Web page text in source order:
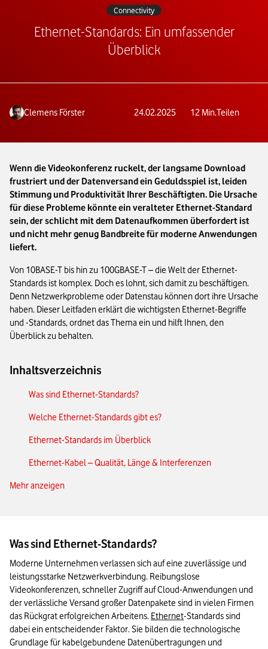
Connectivity
Ethernet-Standards: Ein umfassender
Überblick
Clemens Förster 24.02.2025 12 Min.Teilen
Wenn die Videokonferenz ruckelt, der langsame Download
frustriert und der Datenversand ein Geduldsspiel ist, leiden
Stimmung und Produktivität Ihrer Beschäftigten. Die Ursache
für diese Probleme könnte ein veralteter Ethernet-Standard
sein, der schlicht mit dem Datenaufkommen überfordert ist
und nicht mehr genug Bandbreite für moderne Anwendungen
liefert.
Von 10BASE-T bis hin zu 100GBASE-T – die Welt der Ethernet-
Standards ist komplex. Doch es lohnt, sich damit zu beschäftigen.
Denn Netzwerkprobleme oder Datenstau können dort ihre Ursache
haben. Dieser Leitfaden erklärt die wichtigsten Ethernet-Begriffe
und -Standards, ordnet das Thema ein und hilft Ihnen, den
Überblick zu behalten.
Inhaltsverzeichnis
Was sind Ethernet-Standards?
Welche Ethernet-Standards gibt es?
Ethernet-Standards im Überblick
Ethernet-Kabel – Qualität, Länge & Interferenzen
Die Zukunft von Ethernet-Standards
Mehr anzeigen
Was sind Ethernet-Standards?
Moderne Unternehmen verlassen sich auf eine zuverlässige und
leistungsstarke Netzwerkverbindung. Reibungslose
Videokonferenzen, schneller Zugriff auf Cloud-Anwendungen und
der verlässliche Versand großer Datenpakete sind in vielen Firmen
das Rückgrat erfolgreichen Arbeitens. Ethernet-Standards sind
dabei ein entscheidender Faktor. Sie bilden die technologische
Grundlage für kabelgebundene Datenübertragungen und